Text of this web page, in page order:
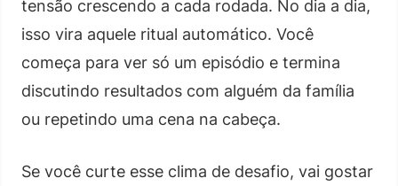
tensão crescendo a cada rodada. No dia a dia,
isso vira aquele ritual automático. Você
começa para ver só um episódio e termina
discutindo resultados com alguém da família
ou repetindo uma cena na cabeça.
Se você curte esse clima de desafio, vai gostar